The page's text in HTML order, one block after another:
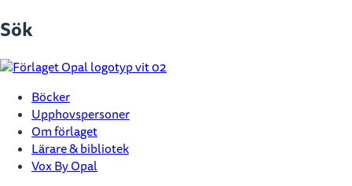
till
Sök
Böcker
Upphovspersoner
Om förlaget
Lärare & bibliotek
Vox By Opal